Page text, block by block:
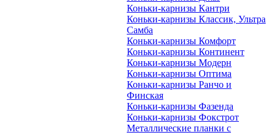
Коньки-карнизы Кантри
Коньки-карнизы Классик, Ультра
Самба
Коньки-карнизы Комфорт
Коньки-карнизы Континент
Коньки-карнизы Модерн
Коньки-карнизы Оптима
Коньки-карнизы Ранчо и
Финская
Коньки-карнизы Фазенда
Коньки-карнизы Фокстрот
Металлические планки с